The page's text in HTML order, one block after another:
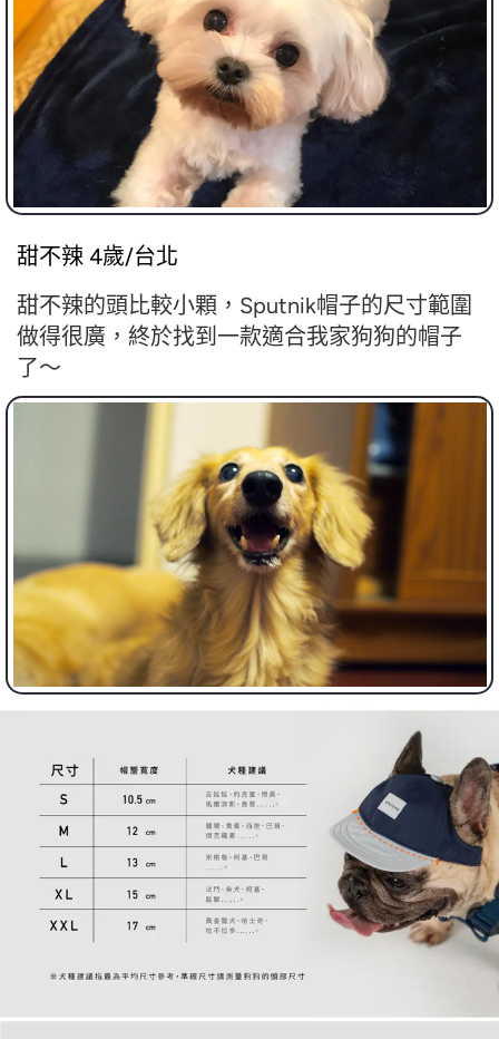
甜不辣 4歲/台北
甜不辣的頭比較小顆，Sputnik帽子的尺寸範圍
做得很廣，終於找到一款適合我家狗狗的帽子
了～